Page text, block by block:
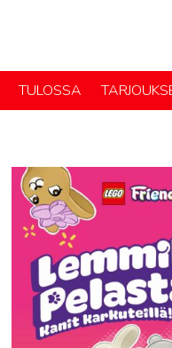
TULOSSA